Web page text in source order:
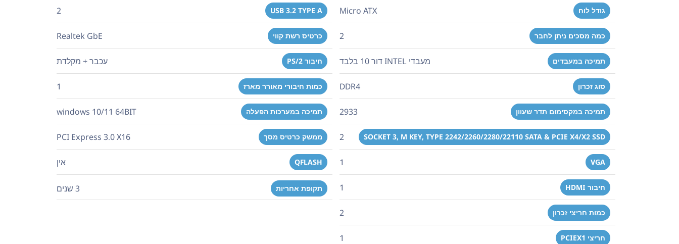
גודל לוח Micro ATX
כמה מסכים ניתן לחבר 2
תמיכה במעבדים מעבדי INTEL דור 10 בלבד
סוג זכרון DDR4
תמיכה במקסימום תדר שעוון 2933
SOCKET 3, M KEY, TYPE 2242/2260/2280/22110 SATA & PCIE X4/X2 SSD
2
VGA
1
חיבור HDMI 1
כמות חריצי זכרון 2
חריצי PCIEX1 1
USB 3.2 TYPE A
2
כרטיס רשת קווי Realtek GbE
חיבור PS/2 עכבר + מקלדת
כמות חיבורי מאורר מארז 1
תמיכה במערכות הפעלה windows 10/11 64BIT
ממשק כרטיס מסך PCI Express 3.0 X16
QFLASH אין
תקופת אחריות 3 שנים